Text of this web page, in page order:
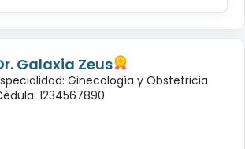
Galaxia Zeus
Ginecología y Obstetricia
1234567890